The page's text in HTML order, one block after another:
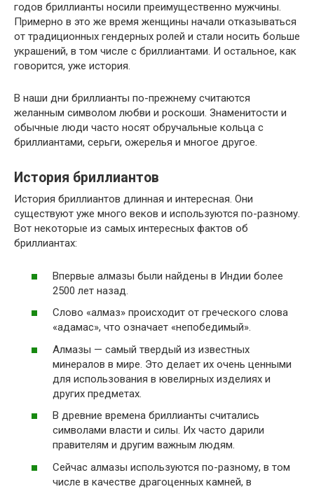
годов бриллианты носили преимущественно мужчины.
Примерно в это же время женщины начали отказываться
от традиционных гендерных ролей и стали носить больше
украшений, в том числе с бриллиантами. И остальное, как
говорится, уже история.
В наши дни бриллианты по-прежнему считаются
желанным символом любви и роскоши. Знаменитости и
обычные люди часто носят обручальные кольца с
бриллиантами, серьги, ожерелья и многое другое.
История бриллиантов
История бриллиантов длинная и интересная. Они
существуют уже много веков и используются по-разному.
Вот некоторые из самых интересных фактов об
бриллиантах:
Впервые алмазы были найдены в Индии более
2500 лет назад.
Слово «алмаз» происходит от греческого слова
«адамас», что означает «непобедимый».
Алмазы — самый твердый из известных
минералов в мире. Это делает их очень ценными
для использования в ювелирных изделиях и
других предметах.
В древние времена бриллианты считались
символами власти и силы. Их часто дарили
правителям и другим важным людям.
Сейчас алмазы используются по-разному, в том
числе в качестве драгоценных камней, в